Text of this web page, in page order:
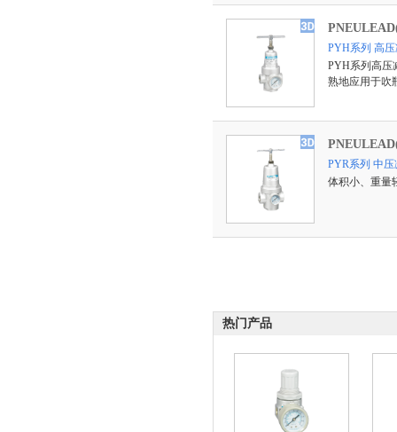
PYH系列 高
PYH系列高压
熟地应用于吹
PYR系列 中
体积小、重量
热门产品